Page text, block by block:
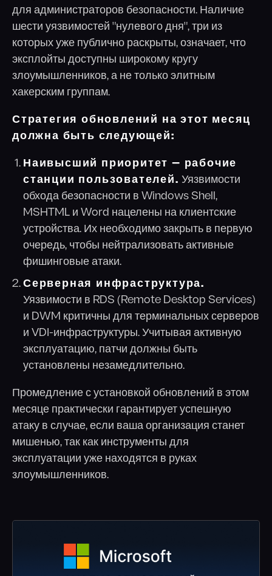
для администраторов безопасности. Наличие
шести уязвимостей "нулевого дня", три из
которых уже публично раскрыты, означает, что
эксплойты доступны широкому кругу
злоумышленников, а не только элитным
хакерским группам.
Стратегия обновлений на этот месяц
должна быть следующей:
Наивысший приоритет — рабочие
станции пользователей. Уязвимости
обхода безопасности в Windows Shell,
MSHTML и Word нацелены на клиентские
устройства. Их необходимо закрыть в первую
очередь, чтобы нейтрализовать активные
фишинговые атаки.
Серверная инфраструктура.
Уязвимости в RDS (Remote Desktop Services)
и DWM критичны для терминальных серверов
и VDI-инфраструктуры. Учитывая активную
эксплуатацию, патчи должны быть
установлены незамедлительно.
Промедление с установкой обновлений в этом
месяце практически гарантирует успешную
атаку в случае, если ваша организация станет
мишенью, так как инструменты для
эксплуатации уже находятся в руках
злоумышленников.